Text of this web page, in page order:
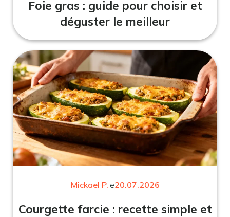
Foie gras : guide pour choisir et
déguster le meilleur
Mickael P.le20.07.2026
Courgette farcie : recette simple et